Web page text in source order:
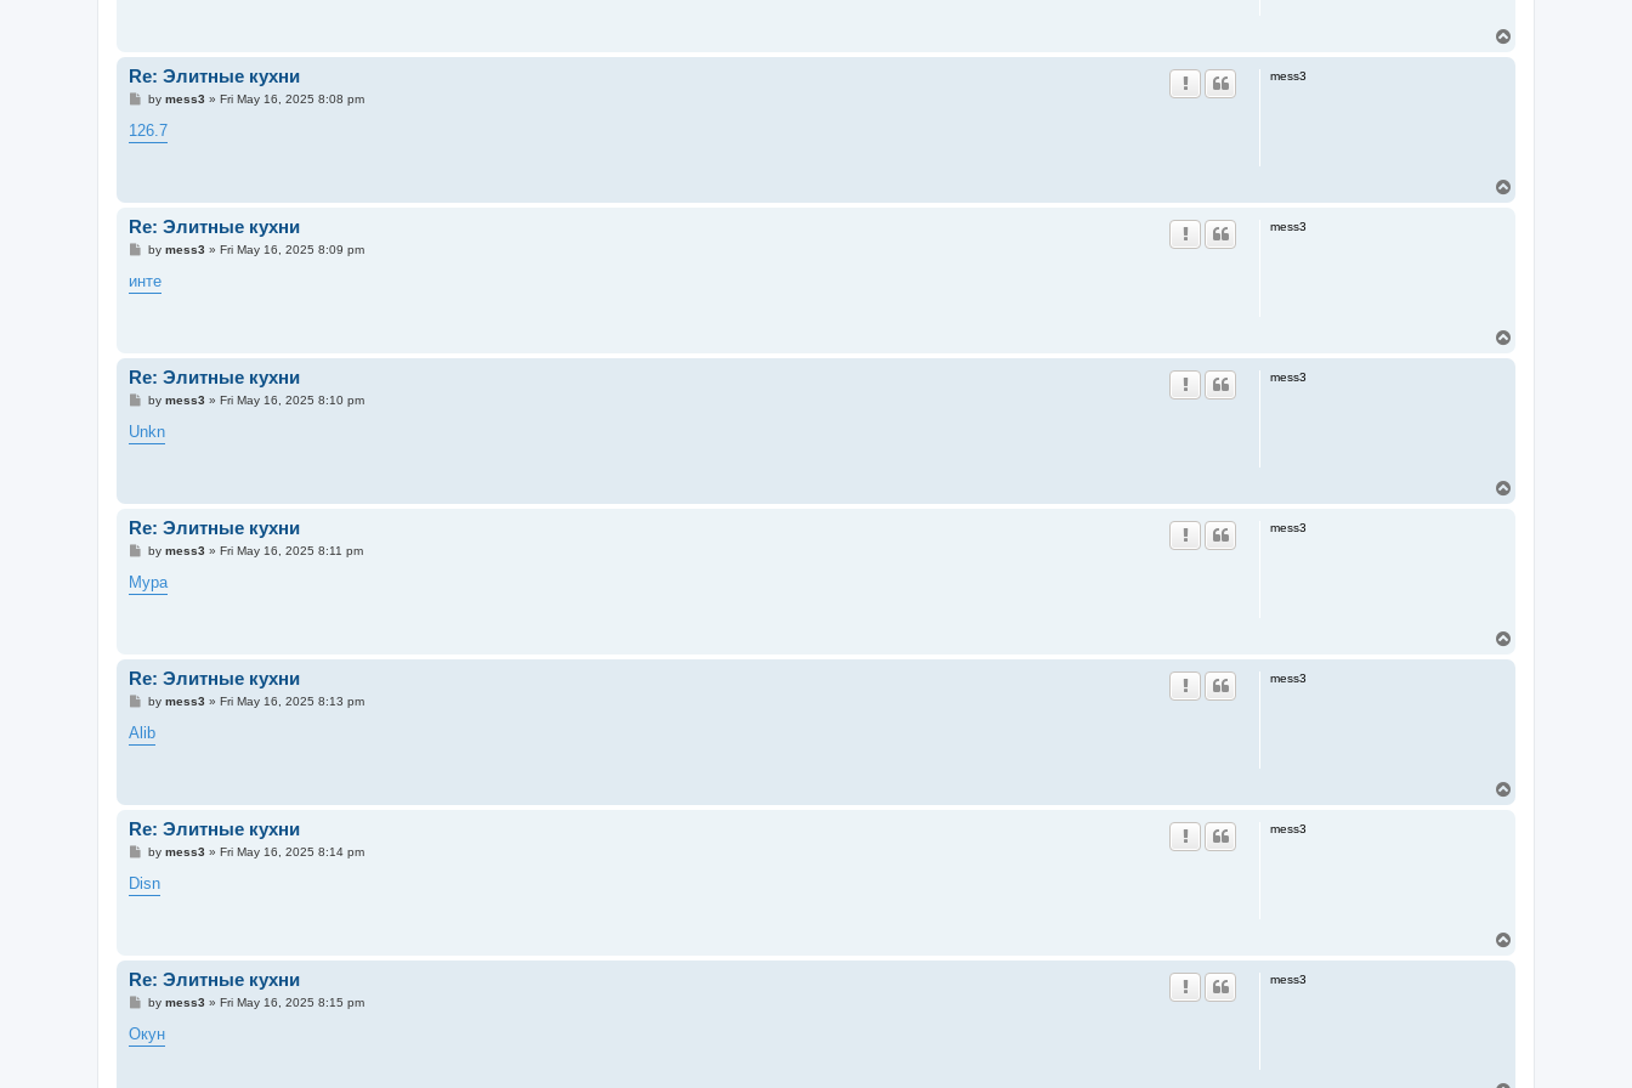
mess3
Re: Элитные кухни
P
s
t
by mess3 » Fri May 16, 2025 8:08 pm
126.7
mess3
Re: Элитные кухни
P
s
t
by mess3 » Fri May 16, 2025 8:09 pm
инте
mess3
Re: Элитные кухни
P
s
t
by mess3 » Fri May 16, 2025 8:10 pm
Unkn
mess3
Re: Элитные кухни
P
s
t
by mess3 » Fri May 16, 2025 8:11 pm
Мура
mess3
Re: Элитные кухни
P
s
t
by mess3 » Fri May 16, 2025 8:13 pm
Alib
mess3
Re: Элитные кухни
P
s
t
by mess3 » Fri May 16, 2025 8:14 pm
Disn
mess3
Re: Элитные кухни
P
s
t
by mess3 » Fri May 16, 2025 8:15 pm
Окун